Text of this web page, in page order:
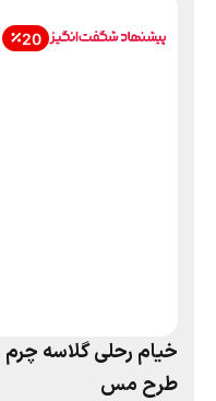
20
خیام رحلی گلاسه
طرح مس